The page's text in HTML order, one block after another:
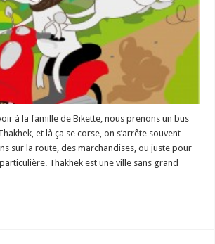
à la famille de Bikette, nous prenons un bus
et là ça se corse, on s’arrête souvent
sur la route, des marchandises, ou juste pour
Thakhek est une ville sans grand